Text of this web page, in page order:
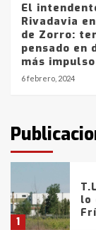
El
Rivadavia
de Zorro:
pensado en
más impulso
6 febrero, 2024
6
de
1
lo